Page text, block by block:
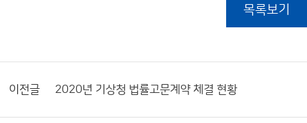
목록보기
이전글 2020년 기상청 법률고문계약 체결 현황